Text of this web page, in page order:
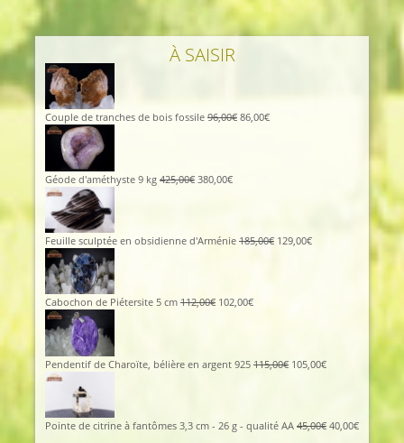
À SAISIR
Couple de tranches de bois fossile 96,00€ 86,00€
Géode d'améthyste 9 kg 425,00€ 380,00€
Feuille sculptée en obsidienne d'Arménie 185,00€ 129,00€
Cabochon de Piétersite 5 cm 112,00€ 102,00€
Pendentif de Charoïte, bélière en argent 925 115,00€ 105,00€
Pointe de citrine à fantômes 3,3 cm - 26 g - qualité AA 45,00€ 40,00€